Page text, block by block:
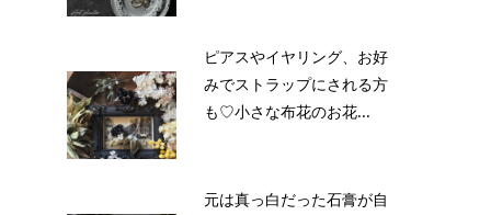
ピアスやイヤリング、お好
みでストラップにされる方
も♡小さな布花のお花...
元は真っ白だった石膏が自